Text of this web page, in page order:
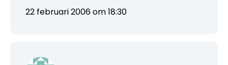
22 februari 2006 om 18:30